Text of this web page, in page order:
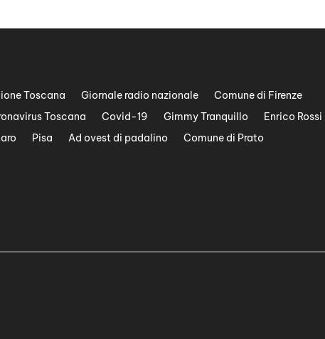
Toscana Giornale radio nazionale
Comune di Firenze
Toscana Covid-19 Gimmy Tranquillo
Enrico Rossi
Pisa Ad ovest di padalino
Comune di Prato